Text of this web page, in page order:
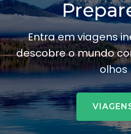
Entra em viagens
descobre o mundo
olhos